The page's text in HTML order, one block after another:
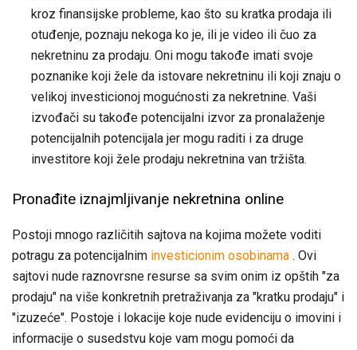
kroz finansijske probleme, kao što su kratka prodaja ili
otuđenje, poznaju nekoga ko je, ili je video ili čuo za
nekretninu za prodaju. Oni mogu takođe imati svoje
poznanike koji žele da istovare nekretninu ili koji znaju o
velikoj investicionoj mogućnosti za nekretnine. Vaši
izvođači su takođe potencijalni izvor za pronalaženje
potencijalnih potencijala jer mogu raditi i za druge
investitore koji žele prodaju nekretnina van tržišta.
Pronađite iznajmljivanje nekretnina online
Postoji mnogo različitih sajtova na kojima možete voditi
potragu za potencijalnim investicionim osobinama . Ovi
sajtovi nude raznovrsne resurse sa svim onim iz opštih "za
prodaju" na više konkretnih pretraživanja za "kratku prodaju" i
"izuzeće". Postoje i lokacije koje nude evidenciju o imovini i
informacije o susedstvu koje vam mogu pomoći da